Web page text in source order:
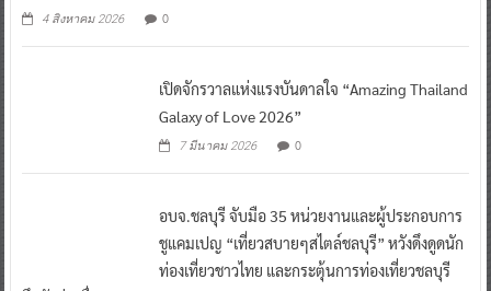
4 สิงหาคม 2026 0
เปิดจักรวาลแห่งแรงบันดาลใจ “Amazing Thailand
Galaxy of Love 2026”
7 มีนาคม 2026 0
อบจ.ชลบุรี จับมือ 35 หน่วยงานและผู้ประกอบการ
ชูแคมเปญ “เที่ยวสบายๆสไตล์ชลบุรี” หวังดึงดูดนัก
ท่องเที่ยวชาวไทย และกระตุ้นการท่องเที่ยวชลบุรี